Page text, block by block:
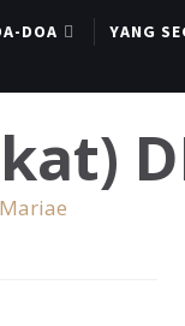
DOA YANG